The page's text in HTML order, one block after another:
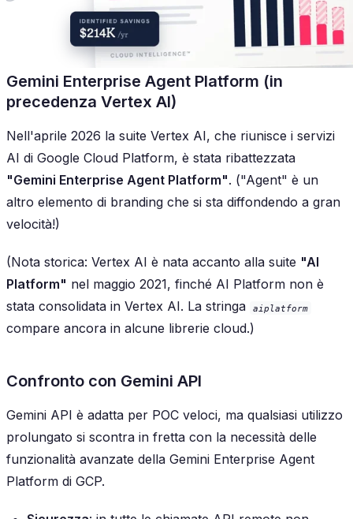
Gemini Enterprise Agent Platform (in
precedenza Vertex AI)
Nell'aprile 2026 la suite Vertex AI, che riunisce i servizi
AI di Google Cloud Platform, è stata ribattezzata
"Gemini Enterprise Agent Platform". ("Agent" è un
altro elemento di branding che si sta diffondendo a gran
velocità!)
(Nota storica: Vertex AI è nata accanto alla suite "AI
Platform" nel maggio 2021, finché AI Platform non è
stata consolidata in Vertex AI. La stringa
aiplatform
compare ancora in alcune librerie cloud.)
Confronto con Gemini API
Gemini API è adatta per POC veloci, ma qualsiasi utilizzo
prolungato si scontra in fretta con la necessità delle
funzionalità avanzate della Gemini Enterprise Agent
Platform di GCP.